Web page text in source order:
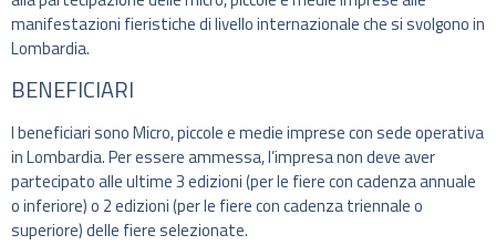
manifestazioni fieristiche di livello internazionale che si svolgono in
Lombardia.
BENEFICIARI
I beneficiari sono Micro, piccole e medie imprese con sede operativa
in Lombardia. Per essere ammessa, l’impresa non deve aver
partecipato alle ultime 3 edizioni (per le fiere con cadenza annuale
o inferiore) o 2 edizioni (per le fiere con cadenza triennale o
superiore) delle fiere selezionate.